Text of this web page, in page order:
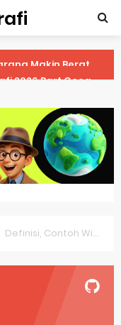
Geografi Ekonomi
Part Geografi Budaya
Part Dinamika Kota
2025 No 51-55
2025 No 41-45
2025 No 31-35
Definisi, Contoh Wilayah Fungsional/Nodal